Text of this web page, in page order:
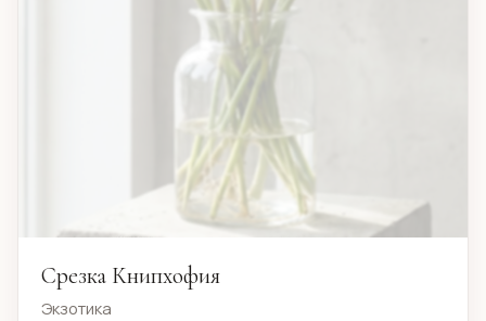
Срезка Книпхофия
Экзотика